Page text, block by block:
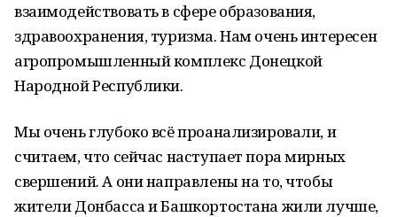
взаимодействовать в сфере образования,
здравоохранения, туризма. Нам очень интересен
агропромышленный комплекс Донецкой
Народной Республики.
Мы очень глубоко всё проанализировали, и
считаем, что сейчас наступает пора мирных
свершений. А они направлены на то, чтобы
жители Донбасса и Башкортостана жили лучше,